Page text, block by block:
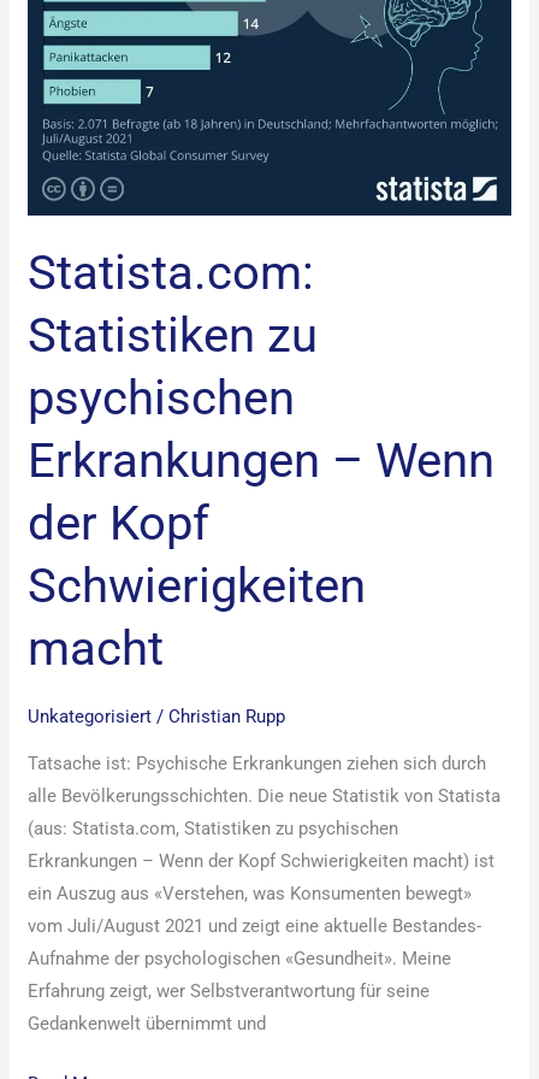
Statista.com:
Statistiken zu
psychischen
Erkrankungen – Wenn
der Kopf
Schwierigkeiten
macht
Unkategorisiert /Christian Rupp
Tatsache ist: Psychische Erkrankungen ziehen sich durch
alle Bevölkerungsschichten. Die neue Statistik von Statista
(aus: Statista.com, Statistiken zu psychischen
Erkrankungen – Wenn der Kopf Schwierigkeiten macht) ist
ein Auszug aus «Verstehen, was Konsumenten bewegt»
vom Juli/August 2021 und zeigt eine aktuelle Bestandes-
Aufnahme der psychologischen «Gesundheit». Meine
Erfahrung zeigt, wer Selbstverantwortung für seine
Gedankenwelt übernimmt und